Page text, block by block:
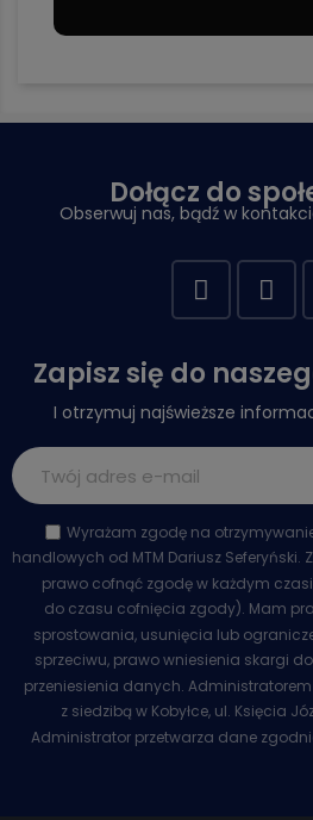
Dołącz do
Obserwuj nas, bądź w
Zapisz się do
I otrzymuj najświeższe
Wyrażam zgodę na
handlowych od MTM Dariusz
prawo cofnąć zgodę w każdym
do czasu cofnięcia zgody). Mam
sprostowania, usunięcia lub
sprzeciwu, prawo wniesienia skargi
przeniesienia danych. Administratorem
z siedzibą w Kobyłce, ul. Księcia
Administrator przetwarza dane